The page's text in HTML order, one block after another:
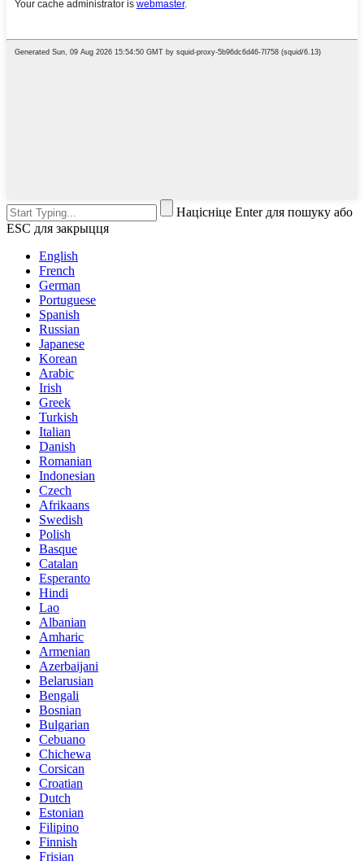
Націсніце Enter для пошуку або
ESC для закрыцця
English
French
German
Portuguese
Spanish
Russian
Japanese
Korean
Arabic
Irish
Greek
Turkish
Italian
Danish
Romanian
Indonesian
Czech
Afrikaans
Swedish
Polish
Basque
Catalan
Esperanto
Hindi
Lao
Albanian
Amharic
Armenian
Azerbaijani
Belarusian
Bengali
Bosnian
Bulgarian
Cebuano
Chichewa
Corsican
Croatian
Dutch
Estonian
Filipino
Finnish
Frisian